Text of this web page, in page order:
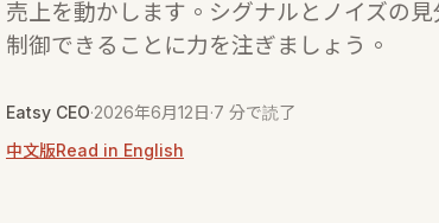
売上を動かします。シグナルとノイズの
制御できることに力を注ぎましょう。
Eatsy CEO·2026年6月12日·7 分で読了
中文版Read in English